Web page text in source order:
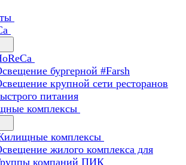
бургерной #Farsh
крупной сети ресторанов
питания
комплексы
комплексы
жилого комплекса для
компаний ПИК